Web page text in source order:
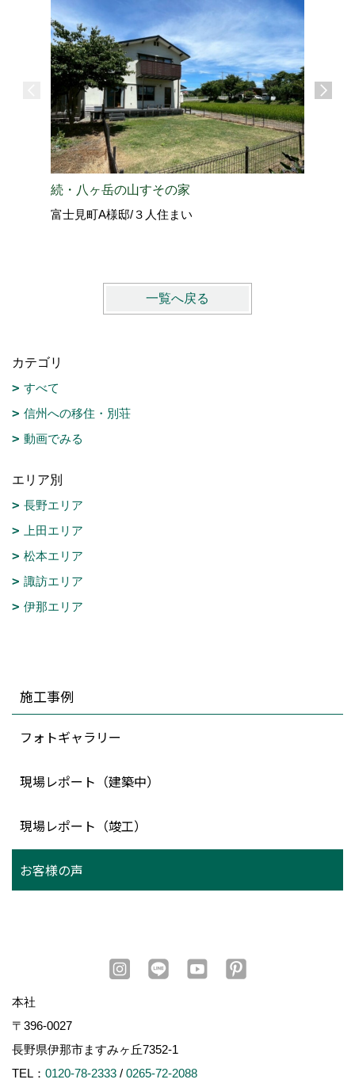
続・八ヶ岳の山すその家
富士見町A様邸/３人住まい
一覧へ戻る
カテゴリ
すべて
信州への移住・別荘
動画でみる
エリア別
長野エリア
上田エリア
松本エリア
諏訪エリア
伊那エリア
施工事例
フォトギャラリー
現場レポート（建築中）
現場レポート（竣工）
お客様の声
本社
〒396-0027
長野県伊那市ますみヶ丘7352-1
TEL： 0120-78-2333 / 0265-72-2088